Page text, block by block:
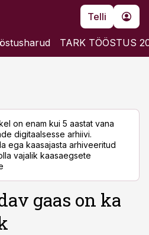
Telli
TARK TÖÖSTUS
on enam kui 5 aastat vana
digitaalsesse arhiivi.
ega kaasajasta arhiveeritud
vajalik kaasaegsete
gaas on ka